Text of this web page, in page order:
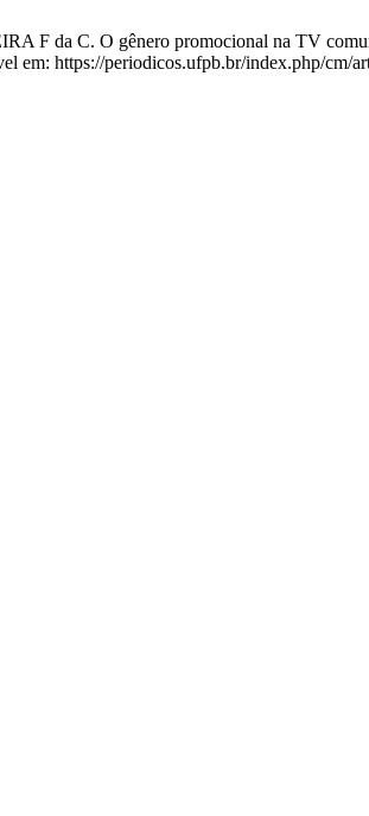
F da C. O gênero promocional na TV
em: https://periodicos.ufpb.br/index.php/cm/